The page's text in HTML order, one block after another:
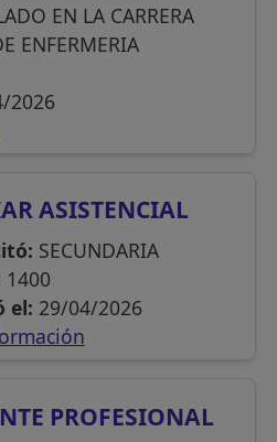
EN LA CARRERA
ENFERMERIA
2026
ASISTENCIAL
SECUNDARIA
1400
el: 29/04/2026
PROFESIONAL